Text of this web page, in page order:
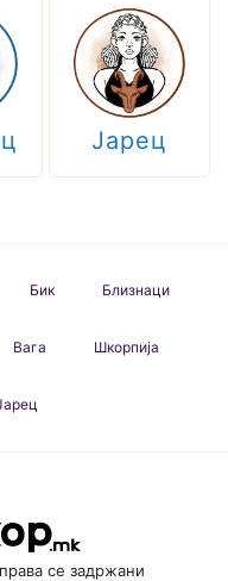
Јарец
Бик Близнаци
Вага Шкорпија
се задржани